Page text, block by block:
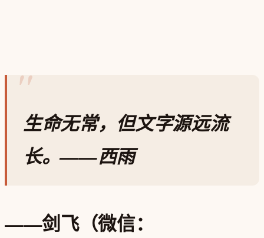
生命无常，但文字源远流
长。——西雨
——剑飞（微信：